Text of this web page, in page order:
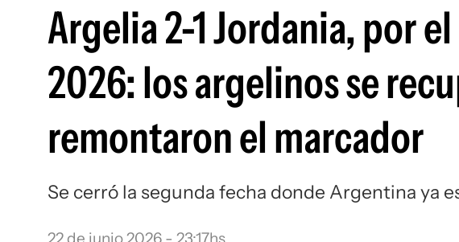
Argelia 2-1 Jordania, por
2026: los argelinos se
remontaron el marcador
Se cerró la segunda fecha donde Argentina ya